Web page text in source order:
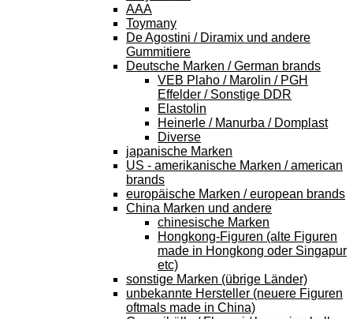
AAA
Toymany
De Agostini / Diramix und andere
Gummitiere
Deutsche Marken / German brands
VEB Plaho / Marolin / PGH
Effelder / Sonstige DDR
Elastolin
Heinerle / Manurba / Domplast
Diverse
japanische Marken
US - amerikanische Marken / american
brands
europäische Marken / european brands
China Marken und andere
chinesische Marken
Hongkong-Figuren (alte Figuren
made in Hongkong oder Singapur
etc)
sonstige Marken (übrige Länder)
unbekannte Hersteller (neuere Figuren
oftmals made in China)